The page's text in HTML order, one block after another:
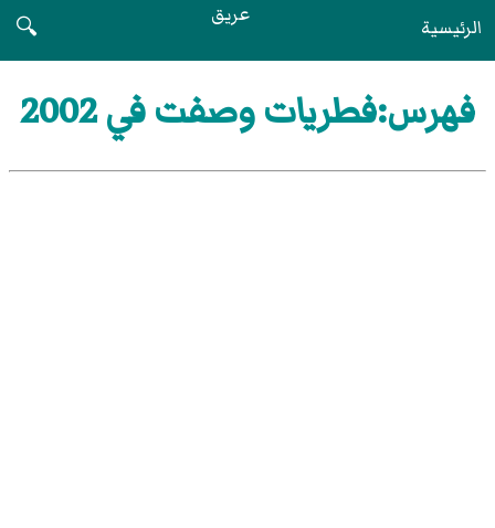
الرئيسية عريق
🔍
فهرس:فطريات وصفت في 2002